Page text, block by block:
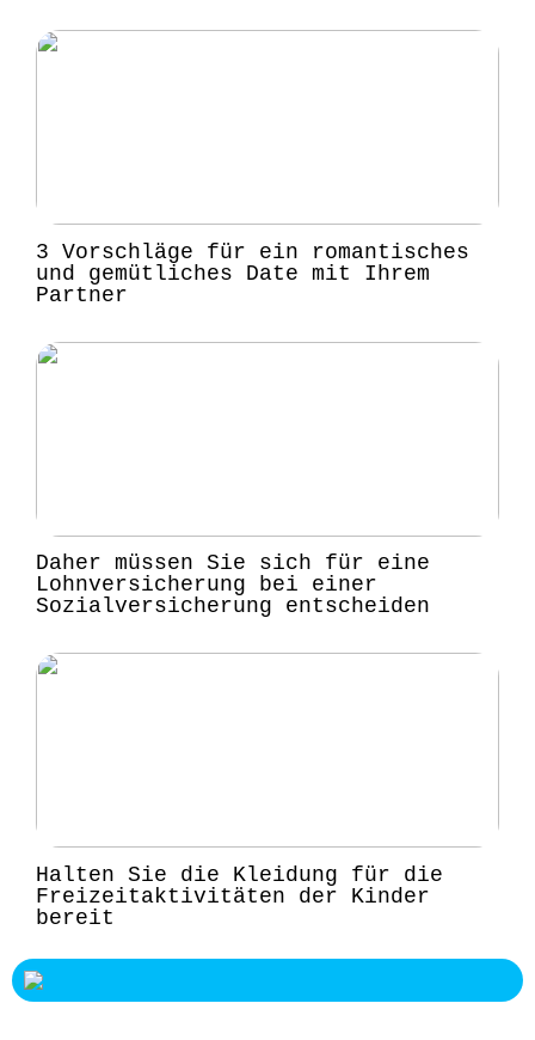
3 Vorschläge für ein romantisches
und gemütliches Date mit Ihrem
Partner
Daher müssen Sie sich für eine
Lohnversicherung bei einer
Sozialversicherung entscheiden
Halten Sie die Kleidung für die
Freizeitaktivitäten der Kinder
bereit